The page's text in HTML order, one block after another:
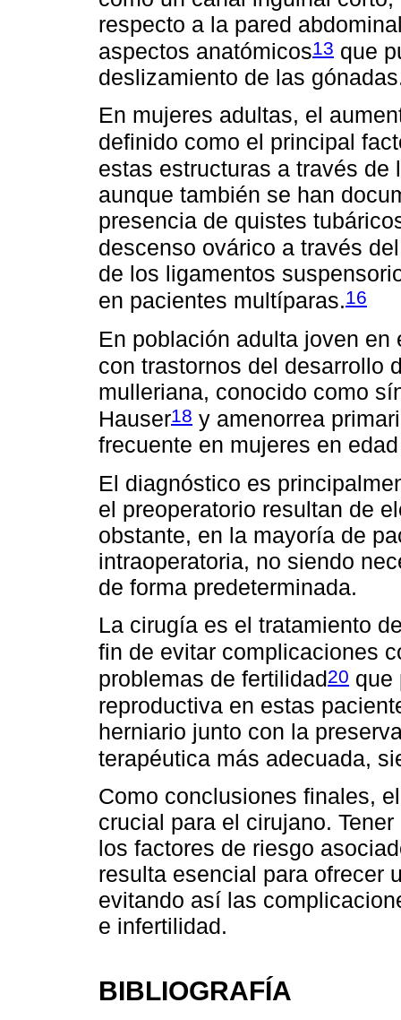
respecto a la pared
aspectos anatómicos13 que
deslizamiento de las
En mujeres adultas, el
definido como el principal
estas estructuras a través
aunque también se han
presencia de quistes
descenso ovárico a través
de los ligamentos
en pacientes multíparas.16
En población adulta joven
con trastornos del desarrollo
mulleriana, conocido como
Hauser18 y amenorrea
frecuente en mujeres en
El diagnóstico es
el preoperatorio resultan de
obstante, en la mayoría de
intraoperatoria, no siendo
de forma predeterminada.
La cirugía es el tratamiento
fin de evitar complicaciones
problemas de fertilidad20 que
reproductiva en estas
herniario junto con la
terapéutica más adecuada,
Como conclusiones finales,
crucial para el cirujano.
los factores de riesgo
resulta esencial para ofrecer
evitando así las
e infertilidad.
BIBLIOGRAFÍA